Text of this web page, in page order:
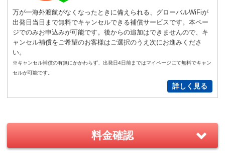
通常
Sサイズ － 0 ＋
New!
おすすめ
万が一海外渡航がなくなったときに備えられる、グローバルWiFiが
出発日当日まで無料でキャンセルできる補償サービスです。本ペー
ジでのみお申込みが可能です。後からの追加はできませんので、キ
ャンセル補償をご希望のお客様はご選択のうえ次にお進みくださ
い。
※キャンセル補償の有無にかかわらず、出発日4日前まではマイページにて無料でキャン
セルが可能です。
詳しく見る
料金確認